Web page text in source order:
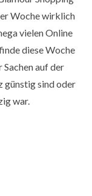
Woche wirklich
vielen Online
diese Woche
auf der
günstig sind oder
war.